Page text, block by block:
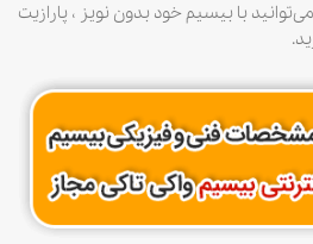
با بیسیم خود بدون نویز ، پارازیت